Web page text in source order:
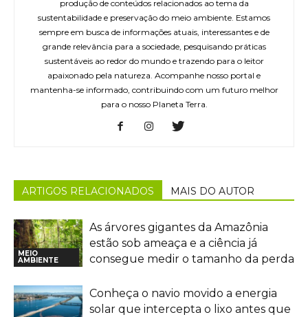
produção de conteúdos relacionados ao tema da
sustentabilidade e preservação do meio ambiente. Estamos
sempre em busca de informações atuais, interessantes e de
grande relevância para a sociedade, pesquisando práticas
sustentáveis ao redor do mundo e trazendo para o leitor
apaixonado pela natureza. Acompanhe nosso portal e
mantenha-se informado, contribuindo com um futuro melhor
para o nosso Planeta Terra.
ARTIGOS RELACIONADOS MAIS DO AUTOR
MEIO
AMBIENTE
As árvores gigantes da Amazônia
estão sob ameaça e a ciência já
consegue medir o tamanho da perda
Conheça o navio movido a energia
solar que intercepta o lixo antes que